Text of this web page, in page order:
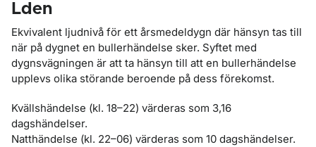
Lden
Ekvivalent ljudnivå för ett årsmedeldygn där hänsyn tas till
när på dygnet en bullerhändelse sker. Syftet med
dygnsvägningen är att ta hänsyn till att en bullerhändelse
upplevs olika störande beroende på dess förekomst.
Kvällshändelse (kl. 18–22) värderas som 3,16
dagshändelser.
Natthändelse (kl. 22–06) värderas som 10 dagshändelser.